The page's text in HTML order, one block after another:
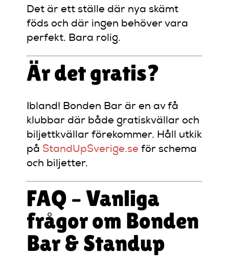
Det är ett ställe där nya skämt
föds och där ingen behöver vara
perfekt. Bara rolig.
Är det gratis?
Ibland! Bonden Bar är en av få
klubbar där både gratiskvällar och
biljettkvällar förekommer. Håll utkik
på StandUpSverige.se för schema
och biljetter.
FAQ – Vanliga
frågor om Bonden
Bar & Standup